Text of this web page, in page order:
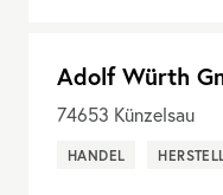
Adolf Würth
74653 Künzelsau
HANDEL